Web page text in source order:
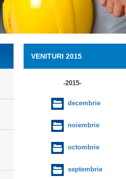
VENITURI 2015
-2015-
decembrie
noiembrie
octombrie
septembrie